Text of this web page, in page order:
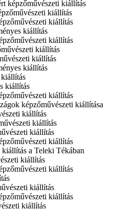
képzőművészeti kiállítás
kiállítás
kiállítás
kiállítás
kiállítás
kiállítás
kiállítás
kiállítás
kiállítás
kiállítás
képzőművészeti kiállítása
kiállítás
kiállítás
kiállítás
kiállítás
a Teleki Tékában
kiállítás
kiállítás
kiállítás
kiállítás
kiállítás